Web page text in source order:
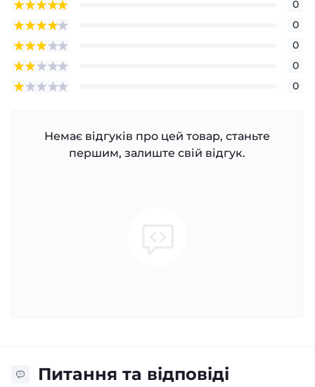
0
0
0
0
0
Немає відгуків про цей товар, станьте
першим, залиште свій відгук.
Питання та відповіді